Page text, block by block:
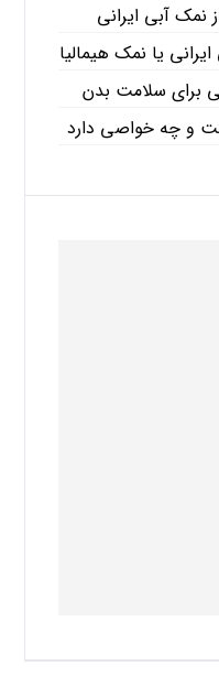
نمک آبی ایرانی
یا نمک هیمالیا
برای سلامت بدن
و چه خواصی دارد